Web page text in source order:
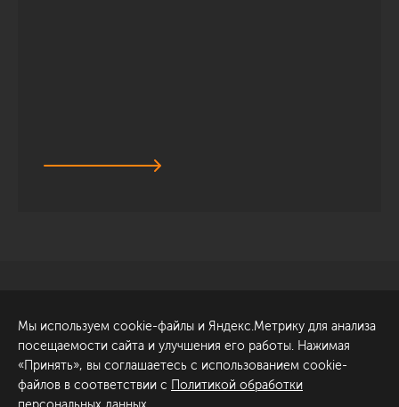
Обсудить проект
ул. Академика Павлова, 6
к1
+7 (812) 200-95-55
Мы используем cookie-файлы и Яндекс.Метрику для анализа
посещаемости сайта и улучшения его работы. Нажимая
«Принять», вы соглашаетесь с использованием cookie-
файлов в соответствии с Политикой обработки